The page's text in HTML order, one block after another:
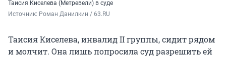
Таисия Киселева (Метревели) в суде
Источник: Роман Данилкин / 63.RU
Таисия Киселева, инвалид II группы, сидит рядом
и молчит. Она лишь попросила суд разрешить ей